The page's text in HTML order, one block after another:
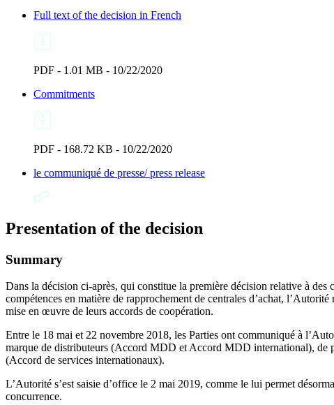
Full text of the decision in French
PDF - 1.01 MB - 10/22/2020
Commitments
PDF - 168.72 KB - 10/22/2020
le communiqué de presse/ press release
Presentation of the decision
Summary
Dans la décision ci-après, qui constitue la première décision relative à
compétences en matière de rapprochement de centrales d’achat,
mise en œuvre de leurs accords de coopération.
Entre le 18 mai et 22 novembre 2018, les Parties ont communiqué à
marque de distributeurs (Accord MDD et Accord MDD international), de
(Accord de services internationaux).
L’Autorité s’est saisie d’office le 2 mai 2019, comme le lui permet
concurrence.